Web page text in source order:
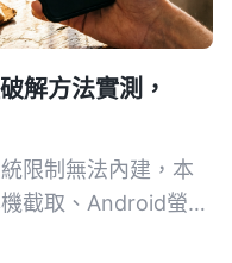
解方法實測，
限制無法內建，本
截取、Android螢幕